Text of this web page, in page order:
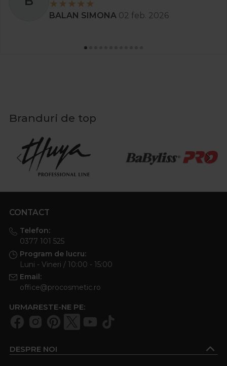
BALAN SIMONA 02 feb. 2026
Branduri de top
CONTACT
Telefon:
0377 101 525
Program de lucru:
Luni - Vineri / 10:00 - 15:00
Email:
office@procosmetic.ro
URMARESTE-NE PE:
DESPRE NOI